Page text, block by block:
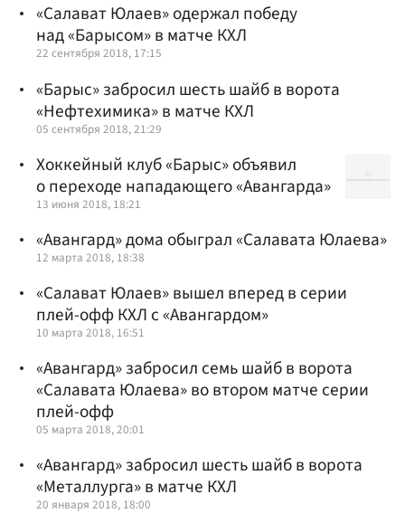
«Салават Юлаев» одержал победу
над «Барысом» в матче КХЛ
22 сентября 2018, 17:15
«Барыс» забросил шесть шайб в ворота
«Нефтехимика» в матче КХЛ
05 сентября 2018, 21:29
Хоккейный клуб «Барыс» объявил
о переходе нападающего «Авангарда»
13 июня 2018, 18:21
«Авангард» дома обыграл «Салавата Юлаева»
12 марта 2018, 18:38
«Салават Юлаев» вышел вперед в серии
плей-офф КХЛ с «Авангардом»
10 марта 2018, 16:51
«Авангард» забросил семь шайб в ворота
«Салавата Юлаева» во втором матче серии
плей-офф
05 марта 2018, 20:01
«Авангард» забросил шесть шайб в ворота
«Металлурга» в матче КХЛ
20 января 2018, 18:00